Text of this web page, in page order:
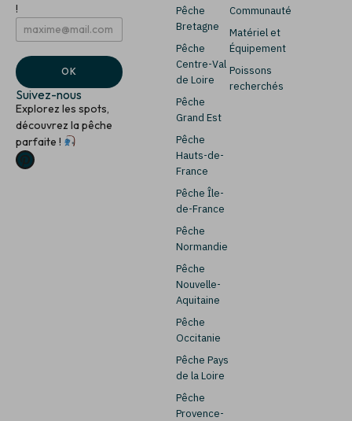
!
E
m
i
l
*
*
E
m
i
l
*
OK
Suivez-nous
Explorez les spots,
découvrez la pêche
parfaite !
Pêche
Bretagne
Pêche
Centre-Val
de Loire
Pêche
Grand Est
Pêche
Hauts-de-
France
Pêche Île-
de-France
Pêche
Normandie
Pêche
Nouvelle-
Aquitaine
Pêche
Occitanie
Pêche Pays
de la Loire
Pêche
Provence-
Communauté
Matériel et
Équipement
Poissons
recherchés